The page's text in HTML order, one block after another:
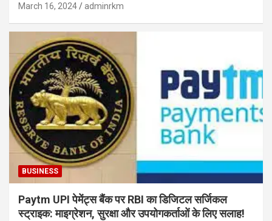
March 16, 2024 adminrkm
BUSINESS
Paytm UPI पेमेंट्स बैंक पर RBI का डिजिटल सर्जिकल
स्ट्राइक: माइग्रेशन, सुरक्षा और उपयोगकर्ताओं के लिए सलाह!